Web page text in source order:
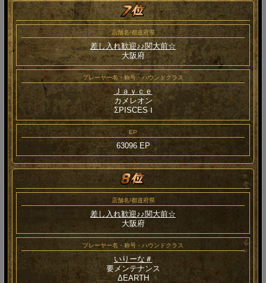
店舗名/都道府県
差し入れ歓迎♪♪関大前☆
大阪府
プレーヤー名・称号・ハウンドクラス
Ｊａｙｃｅ
カメレオン
ΣPISCES Ⅰ
EP
63096 EP
店舗名/都道府県
差し入れ歓迎♪♪関大前☆
大阪府
プレーヤー名・称号・ハウンドクラス
いりーな＃
要メンテナンス
ΔEARTH